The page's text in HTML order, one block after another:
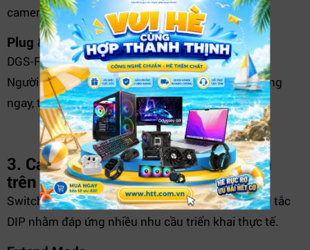
camera giám sát hoạt động 24/7.
Plug & Play dễ triển khai
DGS-F1010P-E không yêu cầu cấu hình phức tạp.
Người dùng chỉ cần kết nối thiết bị là có thể sử dụng
ngay, tiết kiệm thời gian lắp đặt và vận hành.
3. Các chế độ vận hành thông minh
trên DGS-F1010P-E
Switch hỗ trợ 4 chế độ hoạt động thông qua công tắc
DIP nhằm đáp ứng nhiều nhu cầu triển khai thực tế.